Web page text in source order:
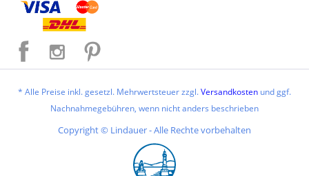
* Alle Preise inkl. gesetzl. Mehrwertsteuer zzgl.Versandkosten und ggf.
Nachnahmegebühren, wenn nicht anders beschrieben
Copyright © Lindauer - Alle Rechte vorbehalten